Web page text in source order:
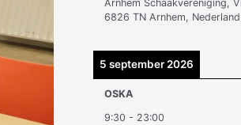
Arnhem Schaakvereniging,
6826 TN Arnhem, Nederland
5 september 2026
OSKA
9:30 - 23:00